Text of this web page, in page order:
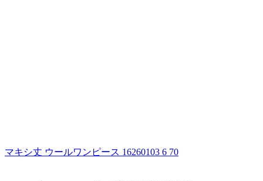
マキシ丈 ウールワンピース 16260103 6 70